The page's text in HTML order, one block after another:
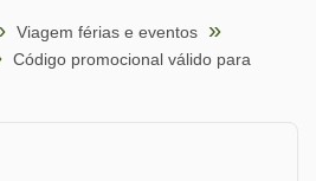
Viagem férias e eventos
Código promocional válido para